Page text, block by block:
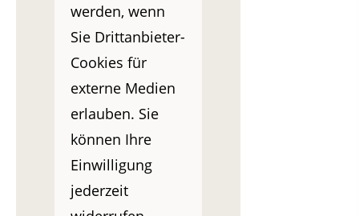
werden, wenn
Sie Drittanbieter-
Cookies für
externe Medien
erlauben. Sie
können Ihre
Einwilligung
jederzeit